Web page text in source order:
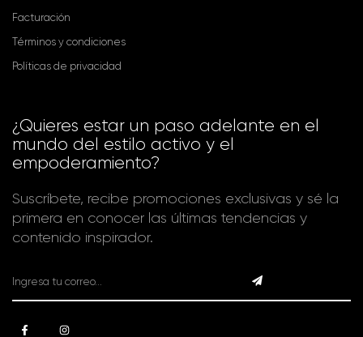
Facturación
Términos y condiciones
Políticas de privacidad
¿Quieres estar un paso adelante en el
mundo del estilo activo y el
empoderamiento?
Suscríbete, recibe promociones exclusivas y sé la
primera en conocer las últimas tendencias y
contenido inspirador.